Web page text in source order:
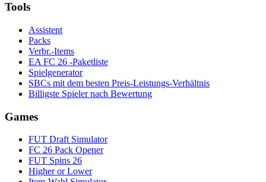
Tools
Assistent
Packs
Verbr.-Items
EA FC 26 -Paketliste
Spielgenerator
SBCs mit dem besten Preis-Leistungs-Verhältnis
Billigste Spieler nach Bewertung
Games
FUT Draft Simulator
FC 26 Pack Opener
FUT Spins 26
Higher or Lower